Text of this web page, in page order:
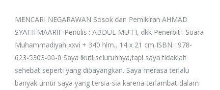
MENCARI NEGARAWAN Sosok dan Pemikiran AHMAD
SYAFII MAARIF Penulis : ABDUL MU'TI, dkk Penerbit : Suara
Muhammadiyah xxvi + 340 hlm., 14 x 21 cm ISBN : 978-
623-5303-00-0 Saya ikuti seluruhnya,tapi saya tidaklah
sehebat seperti yang dibayangkan. Saya merasa terlalu
banyak umur saya yang tersia-sia karena terlambat dalam